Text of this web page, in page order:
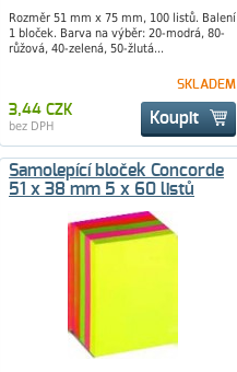
Rozměr 51 mm x 75 mm, 100 listů. Balení
1 bloček. Barva na výběr: 20-modrá, 80-
růžová, 40-zelená, 50-žlutá...
Koupit
SKLADEM
3,44 CZK
bez DPH
Samolepící bloček Concorde
51 x 38 mm 5 x 60 listů